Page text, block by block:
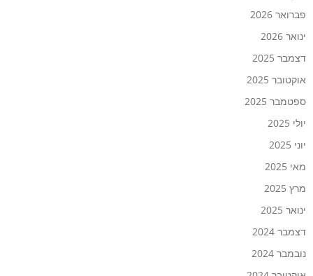
פברואר 2026
ינואר 2026
דצמבר 2025
אוקטובר 2025
ספטמבר 2025
יולי 2025
יוני 2025
מאי 2025
מרץ 2025
ינואר 2025
דצמבר 2024
נובמבר 2024